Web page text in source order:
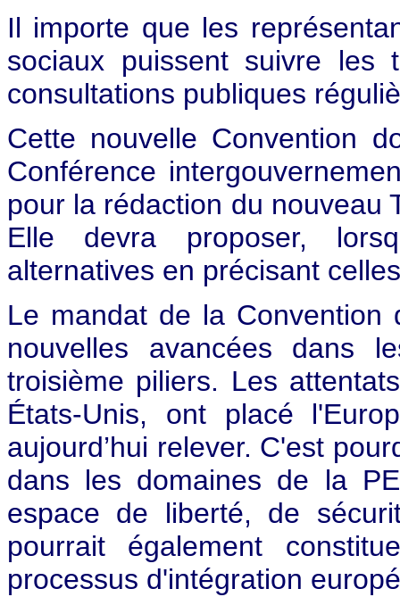
Il importe que les
sociaux puissent suivre les
consultations publiques
Cette nouvelle Convention
Conférence
pour la rédaction du nouveau
Elle devra proposer,
alternatives en précisant
Le mandat de la Convention
nouvelles avancées dans
troisième piliers. Les
États-Unis, ont placé
aujourd’hui relever. C'est
dans les domaines de la
espace de liberté, de
pourrait également
processus d'intégration